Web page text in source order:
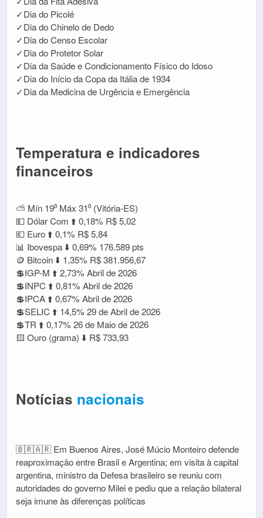
✓Dia do Picolé
✓Dia do Chinelo de Dedo
✓Dia do Censo Escolar
✓Dia do Protetor Solar
✓Dia da Saúde e Condicionamento Físico do Idoso
✓Dia do Início da Copa da Itália de 1934
✓Dia da Medicina de Urgência e Emergência
Temperatura e indicadores
financeiros
⛅ Mín 19⁰ Máx 31⁰ (Vitória-ES)
💵 Dólar Com ⬆️ 0,18% R$ 5,02
💶 Euro ⬆️ 0,1% R$ 5,84
📊 Ibovespa ⬇️ 0,69% 176.589 pts
🪙 Bitcoin ⬇️ 1,35% R$ 381.956,67
💲IGP-M ⬆️ 2,73% Abril de 2026
💲INPC ⬆️ 0,81% Abril de 2026
💲IPCA ⬆️ 0,67% Abril de 2026
💲SELIC ⬆️ 14,5% 29 de Abril de 2026
💲TR ⬆️ 0,17% 26 de Maio de 2026
🟨 Ouro (grama) ⬇️ R$ 733,93
Notícias nacionais
🇧🇷🇦🇷 Em Buenos Aires, José Múcio Monteiro defende
reaproximação entre Brasil e Argentina; em visita à capital
argentina, ministro da Defesa brasileiro se reuniu com
autoridades do governo Milei e pediu que a relação bilateral
seja imune às diferenças políticas